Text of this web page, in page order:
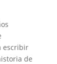
escribir
de